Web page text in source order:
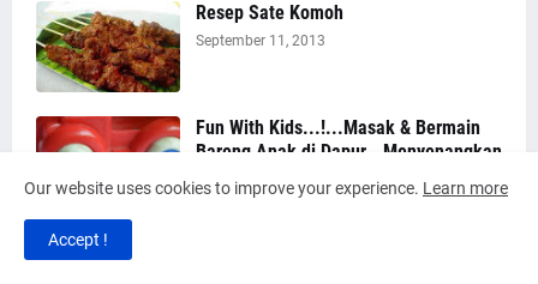
Resep Sate Komoh
September 11, 2013
Fun With Kids...!...Masak & Bermain
Bareng Anak di Dapur...Menyenangkan
Lho Untuk Mengisi Liburan Mereka..^^
Our website uses cookies to improve your experience. Learn more
Accept !